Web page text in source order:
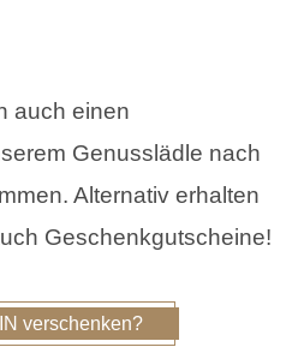
auch einen
Genusslädle nach
Alternativ erhalten
Geschenkgutscheine!
verschenken?